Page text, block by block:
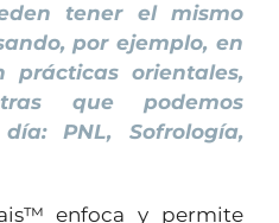
tener el mismo
por ejemplo, en
orientales,
que podemos
PNL, Sofrología,
enfoca y permite